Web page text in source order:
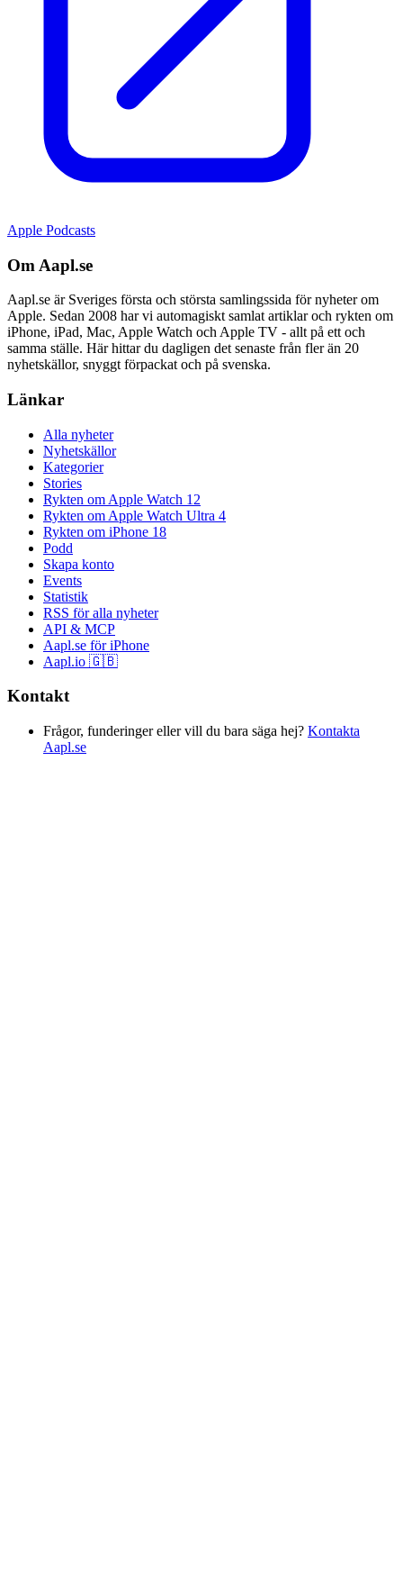
Apple Podcasts
Om Aapl.se
Aapl.se är Sveriges första och största samlingssida för nyheter om
Apple. Sedan 2008 har vi automagiskt samlat artiklar och rykten om
iPhone, iPad, Mac, Apple Watch och Apple TV - allt på ett och
samma ställe. Här hittar du dagligen det senaste från fler än 20
nyhetskällor, snyggt förpackat och på svenska.
Länkar
Alla nyheter
Nyhetskällor
Kategorier
Stories
Rykten om Apple Watch 12
Rykten om Apple Watch Ultra 4
Rykten om iPhone 18
Podd
Skapa konto
Events
Statistik
RSS för alla nyheter
API & MCP
Aapl.se för iPhone
Aapl.io 🇬🇧
Kontakt
Frågor, funderinger eller vill du bara säga hej? Kontakta
Aapl.se